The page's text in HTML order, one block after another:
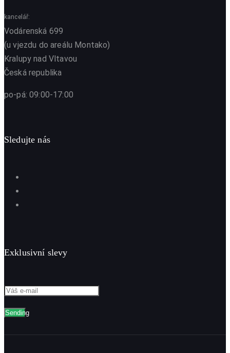
kancelář:
Vodárenská 699
(u vjezdu do areálu Montako)
Kralupy nad Vltavou
Česká republika
po-pá: 09:00-17:00
Sledujte nás
Exklusivní slevy
Sending